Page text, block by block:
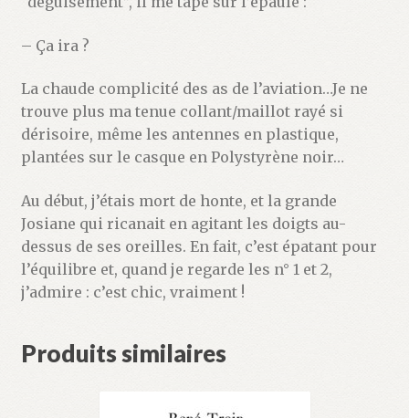
– Ça ira ?
La chaude complicité des as de l’aviation…Je ne
trouve plus ma tenue collant/maillot rayé si
dérisoire, même les antennes en plastique,
plantées sur le casque en Polystyrène noir…
Au début, j’étais mort de honte, et la grande
Josiane qui ricanait en agitant les doigts au-
dessus de ses oreilles. En fait, c’est épatant pour
l’équilibre et, quand je regarde les n° 1 et 2,
j’admire : c’est chic, vraiment !
Produits similaires